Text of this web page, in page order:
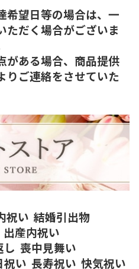
望日等の場合は、一
ただく場合がございま
ある場合、商品提供
りご連絡をさせていた
祝い 結婚引出物
出産内祝い
し 喪中見舞い
祝い 長寿祝い 快気祝い